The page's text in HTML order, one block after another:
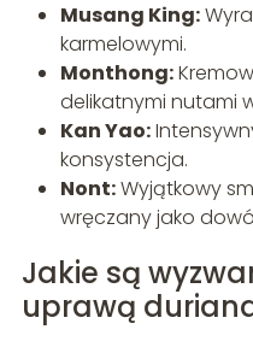
Musang King:
karmelowymi.
Monthong:
delikatnymi nutami
Kan Yao:
konsystencja.
Nont:Wyjątkowy
wręczany jako
Jakie są
uprawą